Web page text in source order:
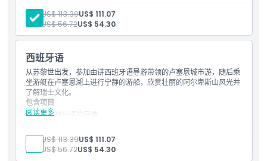
如何兑换
着装要求
取消政策
成人: US$ 113.39US$ 111.07
孩子: US$ 56.72US$ 54.30
西班牙语
从苏黎世出发，参加由讲西班牙语导游带领的卢塞恩城市游，随后乘
坐游艇在卢塞恩湖上进行宁静的游船，欣赏壮丽的阿尔卑斯山风光并
了解瑞士文化。
阅读更多
包含项目
讲西班牙语的导游
1小时卢塞恩湖全景游船
由专业多语种导游提供部分导览
约5小时卢塞恩自由活动时间
成人: US$ 113.39US$ 111.07
孩子: US$ 56.72US$ 54.30